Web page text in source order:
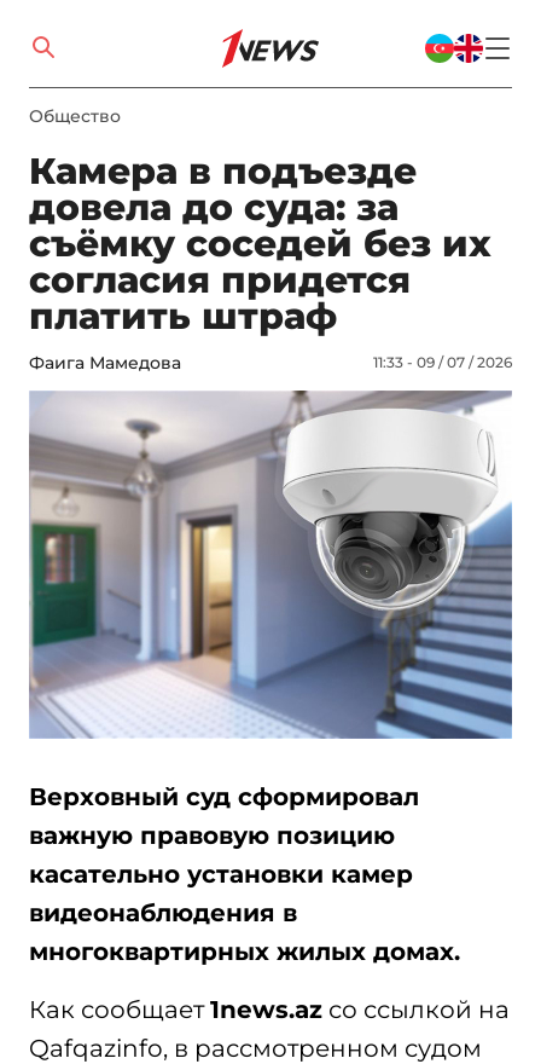
Общество
Камера в подъезде
довела до суда: за
съёмку соседей без их
согласия придется
платить штраф
Фаига Мамедова 11:33 - 09 / 07 / 2026
Верховный суд сформировал
важную правовую позицию
касательно установки камер
видеонаблюдения в
многоквартирных жилых домах.
Как сообщает1news.az со ссылкой на
Qafqazinfo, в рассмотренном судом